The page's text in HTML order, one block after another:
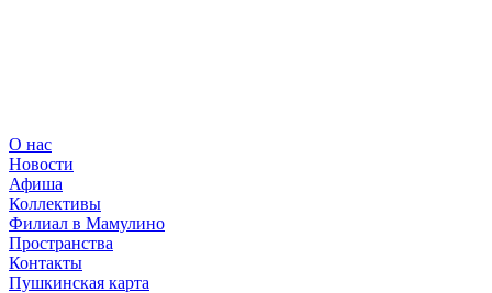
О нас
Новости
Афиша
Коллективы
Филиал в Мамулино
Пространства
Контакты
Пушкинская карта